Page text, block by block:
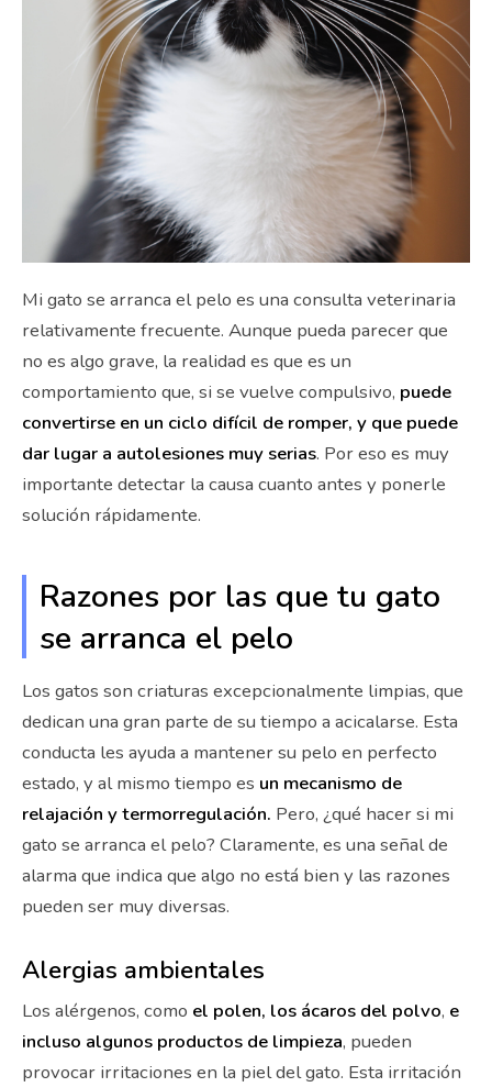
Mi gato se arranca el pelo es una consulta veterinaria
relativamente frecuente. Aunque pueda parecer que
no es algo grave, la realidad es que es un
comportamiento que, si se vuelve compulsivo, puede
convertirse en un ciclo difícil de romper, y que puede
dar lugar a autolesiones muy serias. Por eso es muy
importante detectar la causa cuanto antes y ponerle
solución rápidamente.
Razones por las que tu gato
se arranca el pelo
Los gatos son criaturas excepcionalmente limpias, que
dedican una gran parte de su tiempo a acicalarse. Esta
conducta les ayuda a mantener su pelo en perfecto
estado, y al mismo tiempo es un mecanismo de
relajación y termorregulación. Pero, ¿qué hacer si mi
gato se arranca el pelo? Claramente, es una señal de
alarma que indica que algo no está bien y las razones
pueden ser muy diversas.
Alergias ambientales
Los alérgenos, como el polen, los ácaros del polvo, e
incluso algunos productos de limpieza, pueden
provocar irritaciones en la piel del gato. Esta irritación